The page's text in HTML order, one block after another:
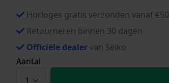
Horloges gratis verzonden vanaf €50
Retourneren binnen 30 dagen
Officiële dealervan Seiko
Aantal